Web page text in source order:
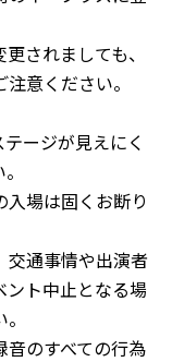
されましても、
意ください。
ージが見えにく
入場は固くお断り
交通事情や出演者
ト中止となる場
音のすべての行為